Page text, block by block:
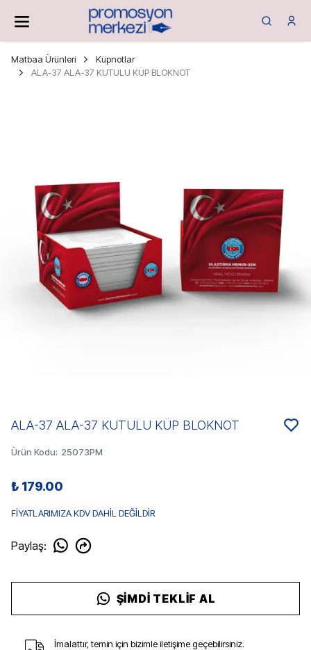
Matbaa Ürünleri
Küpnotlar
ALA-37 ALA-37 KUTULU KÜP BLOKNOT
ALA-37 ALA-37 KUTULU KÜP BLOKNOT
Ürün Kodu: 25073PM
₺ 179.00
FİYATLARIMIZA KDV DAHİL DEĞİLDİR
Paylaş:
ŞIMDI TEKLIF AL
İmalattır, temin için bizimle iletişime geçebilirsiniz.